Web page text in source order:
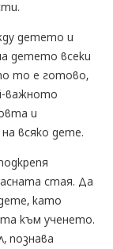
детето и
детето всеки
то е готово,
важното
и
всяко дете.
стая. Да
като
към ученето.
познава